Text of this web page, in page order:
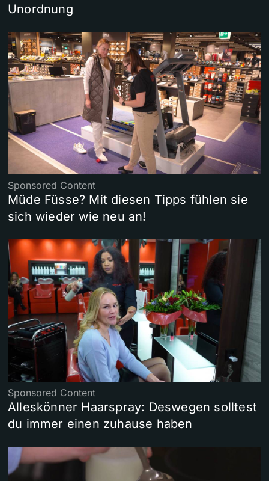
Unordnung
Sponsored Content
Müde Füsse? Mit diesen Tipps fühlen sie
sich wieder wie neu an!
Sponsored Content
Alleskönner Haarspray: Deswegen solltest
du immer einen zuhause haben